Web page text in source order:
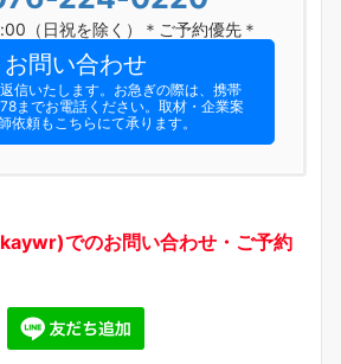
（日祝を除く）＊ご予約優先＊
お問い合わせ
信いたします。お急ぎの際は、携帯
までお電話ください。​取材・企業案
依頼もこちらにて承ります。
でのお問い合わせ・ご予約